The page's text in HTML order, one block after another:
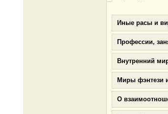
Иные расы и
Профессии,
Внутренний
Миры фэнтези
О